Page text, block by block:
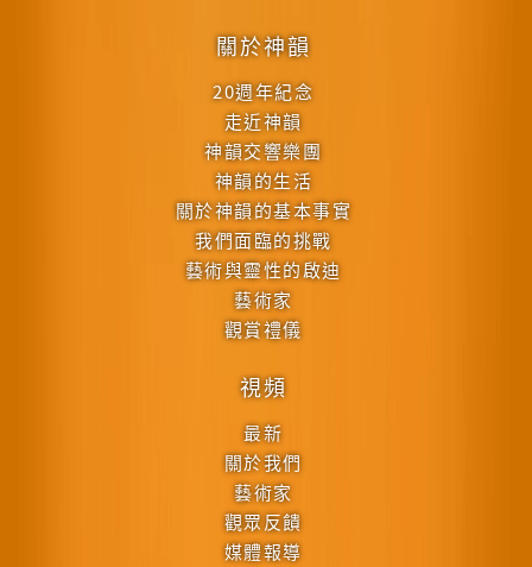
關於神韻
20週年紀念
走近神韻
神韻交響樂團
神韻的生活
關於神韻的基本事實
我們面臨的挑戰
藝術與靈性的啟迪
藝術家
觀賞禮儀
視頻
最新
關於我們
藝術家
觀眾反饋
媒體報導